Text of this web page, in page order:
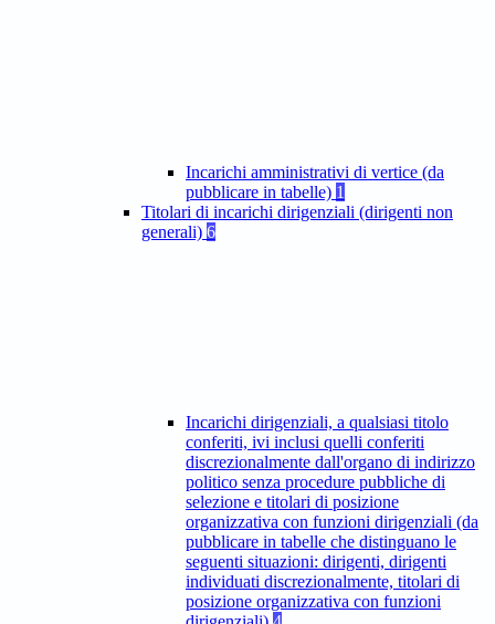
Incarichi amministrativi di vertice (da
pubblicare in tabelle) 1
Titolari di incarichi dirigenziali (dirigenti non
generali) 6
Incarichi dirigenziali, a qualsiasi titolo
conferiti, ivi inclusi quelli conferiti
discrezionalmente dall'organo di indirizzo
politico senza procedure pubbliche di
selezione e titolari di posizione
organizzativa con funzioni dirigenziali (da
pubblicare in tabelle che distinguano le
seguenti situazioni: dirigenti, dirigenti
individuati discrezionalmente, titolari di
posizione organizzativa con funzioni